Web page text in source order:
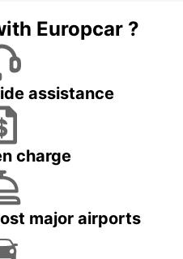
Europcar ?
assistance
charge
major airports